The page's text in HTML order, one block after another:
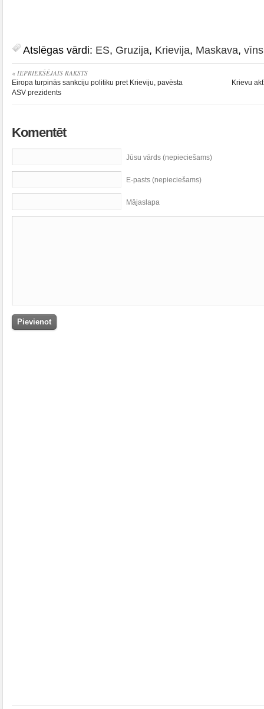
Atslēgas vārdi: ES, Gruzija, Krievija, Maskava, vīns
« IEPRIEKŠĒJAIS RAKSTS
Eiropa turpinās sankciju politiku pret Krieviju, pavēsta
ASV prezidents
Krievu
Komentēt
Jūsu vārds (nepieciešams)
E-pasts (nepieciešams)
Mājaslapa